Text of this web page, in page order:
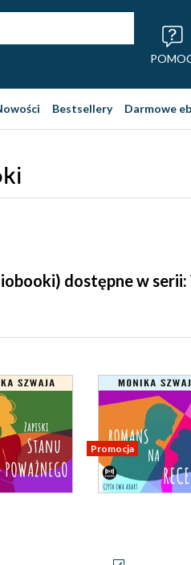
Bestsellery Darmowe
dostępne w serii:
Promocja